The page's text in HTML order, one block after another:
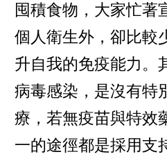
囤積食物，大家忙著
個人衛生外，卻比較
升自我的免疫能力。
病毒感染，是沒有特
療，若無疫苗與特效
一的途徑都是採用支